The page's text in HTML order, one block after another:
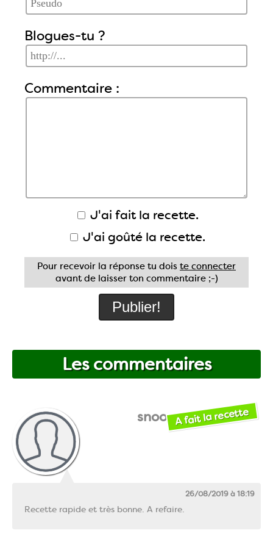
Blogues-tu ?
Commentaire :
J'ai fait la recette.
J'ai goûté la recette.
Pour recevoir la réponse tu dois te connecter
avant de laisser ton commentaire ;-)
Les commentaires
snoopymoA fait la recette
26/08/2019 à 18:19
Recette rapide et très bonne. A refaire.